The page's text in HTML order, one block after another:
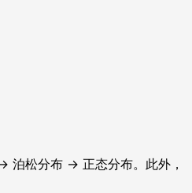
泊松分布 -> 正态分布。此外，